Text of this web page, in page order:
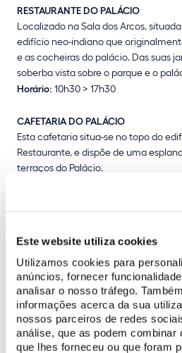
Este website utiliza cookies
Utilizamos cookies para
anúncios, fornecer
analisar o nosso tráfego.
informações acerca da sua
nossos parceiros de redes
análise, que as podem combinar
que lhes forneceu ou que foram
RESTAURANTE DO PALÁCIO
Localizado na Sala dos Arcos,
edifício neo-indiano que
e as cocheiras do palácio. Das suas
soberba vista sobre o parque e o
Horário: 10h30 > 17h30
CAFETARIA DO PALÁCIO
Esta cafetaria situa-se no topo do
Restaurante, e dispõe de uma
terraços do Palácio.
QUIOSQUE DO PICADEIRO
antes de começar uma aventura pelo
Horário:10h00 > 18h00
CAFETARIA DOS LAGOS
Temporariamente encerrada. Existe
automática junto à entrada principal